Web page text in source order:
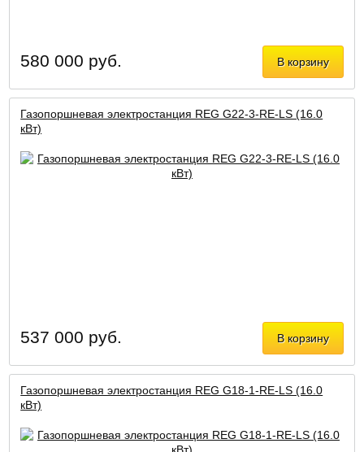
В корзину
580 000 руб.
Газопоршневая электростанция REG G22-3-RE-LS (16.0
кВт)
В корзину
537 000 руб.
Газопоршневая электростанция REG G18-1-RE-LS (16.0
кВт)